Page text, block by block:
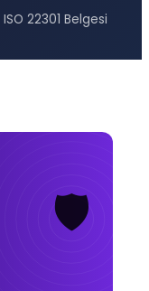
ISO 22301 Belgesi